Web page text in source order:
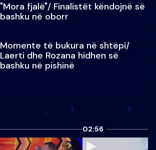
"Mora fjalë"/ Finalistët këndojnë së
bashku në oborr
Momente të bukura në shtëpi/
Laerti dhe Rozana hidhen së
bashku në pishinë
02:56